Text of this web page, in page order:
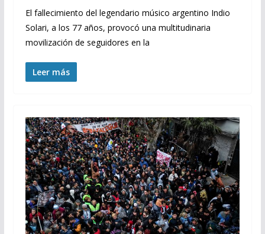
El fallecimiento del legendario músico argentino Indio
Solari, a los 77 años, provocó una multitudinaria
movilización de seguidores en la
Leer más